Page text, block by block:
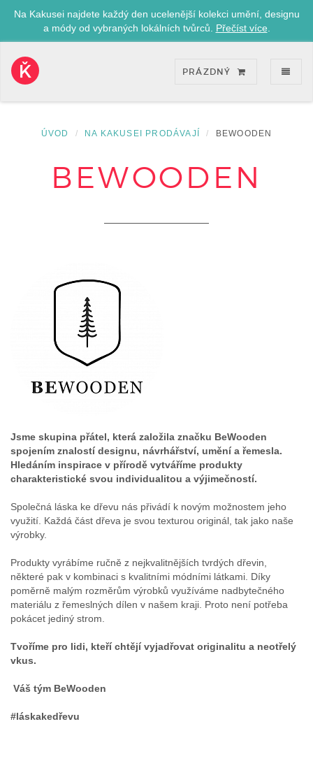
Na Kakusei najdete každý den ucelenější kolekci umění, designu
a módy od vybraných lokálních tvůrců. Přečíst více
přejít
úvodní
PRÁZDNÝ
ÚVOD NA KAKUSEI PRODÁVAJÍ BEWOODEN
BEWOODEN
Jsme skupina přátel, která založila značku BeWooden
spojením znalostí designu, návrhářství, umění a řemesla.
Hledáním inspirace v přírodě vytváříme produkty
charakteristické svou individualitou a výjimečností.
Společná láska ke dřevu nás přivádí k novým možnostem jeho
využití. Každá část dřeva je svou texturou originál, tak jako naše
výrobky.
Produkty vyrábíme ručně z nejkvalitnějších tvrdých dřevin,
některé pak v kombinaci s kvalitními módními látkami. Díky
poměrně malým rozměrům výrobků využíváme nadbytečného
materiálu z řemeslných dílen v našem kraji. Proto není potřeba
pokácet jediný strom.
Tvoříme pro lidi, kteří chtějí vyjadřovat originalitu a neotřelý
vkus.
Váš tým BeWooden
#láskakedřevu